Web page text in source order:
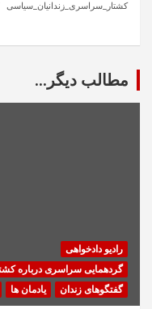
کشتار_سراسری_زندانیان_سیاسی
مطالب دیگر...
رادیو دادخواهی
گردهمایی سراسری درباره
گفتگوهای زندان
یادمان ها